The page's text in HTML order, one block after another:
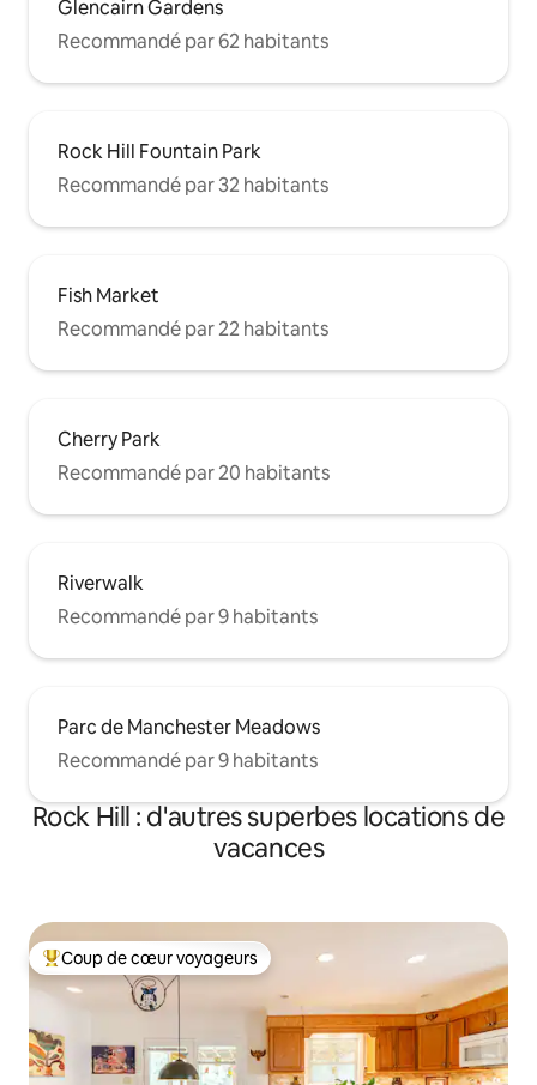
Glencairn Gardens
Recommandé par 62 habitants
Rock Hill Fountain Park
Recommandé par 32 habitants
Fish Market
Recommandé par 22 habitants
Cherry Park
Recommandé par 20 habitants
Riverwalk
Recommandé par 9 habitants
Parc de Manchester Meadows
Recommandé par 9 habitants
Rock Hill : d'autres superbes locations de
vacances
Coups de cœur voyageurs les plus appréciés
Coup de cœur voyageurs